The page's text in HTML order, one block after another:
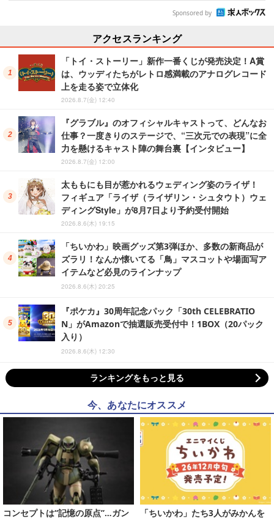
Sponsored by
アクセスランキング
「トイ・ストーリー」新作一番くじが発売決定！A賞
は、ウッディたちがレトロ感満載のアナログレコード
上を走る姿で立体化
2026.8.7(金) 12:40
『グラブル』のオフィシャルキャストって、どんなお
仕事？一度きりのステージで、“三次元での表現”に全
力を懸けるキャスト陣の舞台裏【インタビュー】
2026.8.7(金) 12:00
太ももにも目が惹かれるウェディング姿のライザ！
フィギュア「ライザ（ライザリン・シュタウト）ウェ
ディングStyle」が8月7日より予約受付開始
2026.8.6(木) 19:15
「ちいかわ」映画グッズ第3弾ほか、多数の新商品が
ズラリ！なんか懐いてる「鳥」マスコットや場面写ア
イテムなど必見のラインナップ
2026.8.6(木) 20:25
『ポケカ』30周年記念パック「30th CELEBRATIO
N」がAmazonで抽選販売受付中！1BOX（20パック
入り）
2026.8.6(木) 12:30
ランキングをもっと見る
今、あなたにオススメ
コンセプトは“記憶の原点”…ガン 「ちいかわ」たち3人がみかんを